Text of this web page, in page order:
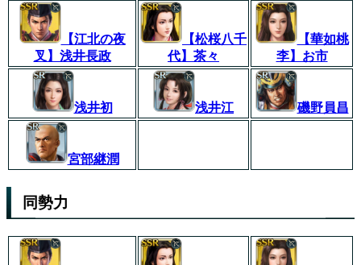
【江北の夜
叉】浅井長政
【松桜八千
代】茶々
【華如桃
李】お市
浅井初 浅井江 磯野員昌
宮部継潤
同勢力